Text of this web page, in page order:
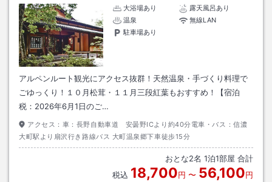
大浴場あり
露天風呂あり
温泉
無線LAN
駐車場あり
アルペンルート観光にアクセス抜群！天然温泉・手づくり料理で
ごゆっくり！１０月松茸・１１月三段紅葉もおすすめ！【宿泊
税：2026年6月1日のご…
アクセス： 車：長野自動車道 安曇野ICより約40分電車・バス：信濃
大町駅より扇沢行き路線バス 大町温泉郷下車徒歩15分
おとな2名 1泊1部屋 合計
税込 18,700円 〜 56,100円